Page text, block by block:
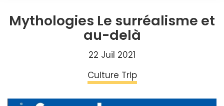
Mythologies Le surréalisme et
au-delà
22 Juil 2021
Culture Trip